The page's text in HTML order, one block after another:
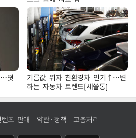
…떳
기름값 뛰자 친환경차 인기↑…변
하는 자동차 트렌드[세쓸통]
츠 판매 약관·정책 고충처리